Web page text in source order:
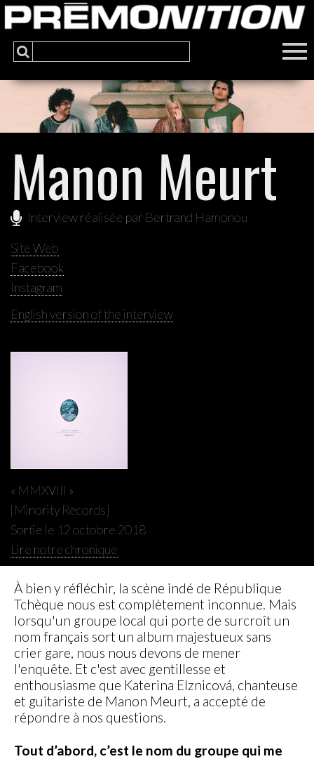
Manon Meurt
Interview réalisée par Bertrand Hamonou
Site Web
Facebook
Instagram
English version of the interview
« MMXVIII »
[Minority Records]
Sortie le 12 octobre 2018
Lire notre chronique
À bien y réfléchir, la scène indé de République
Tchèque nous est complètement inconnue. Mais
lorsqu'un groupe local qui porte de surcroît un
nom français sort un album majestueux sans
crier gare, nous nous devons de mener
l'enquête. Et c'est avec gentillesse et
enthousiasme que Katerina Elznicová, chanteuse
et guitariste de Manon Meurt, a accepté de
répondre à nos questions.
Tout d’abord, c’est le nom du groupe qui me